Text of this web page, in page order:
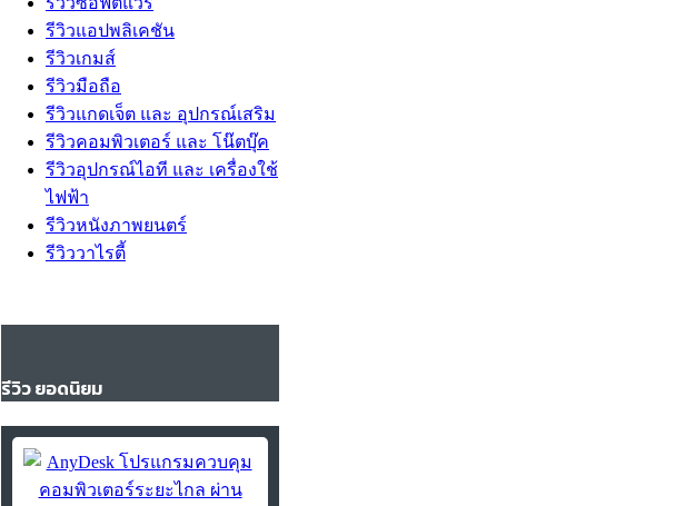
รีวิวแอปพลิเคชัน
รีวิวเกมส์
รีวิวมือถือ
รีวิวแกดเจ็ต และ อุปกรณ์เสริม
รีวิวคอมพิวเตอร์ และ โน๊ตบุ๊ค
รีวิวอุปกรณ์ไอที และ เครื่องใช้
ไฟฟ้า
รีวิวหนังภาพยนตร์
รีวิววาไรตี้
รีวิว ยอดนิยม